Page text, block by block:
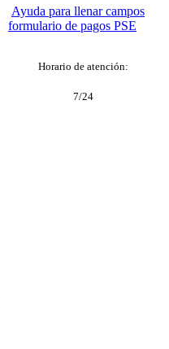
Ayuda para llenar campos
formulario de pagos PSE
Horario de atención:
7/24